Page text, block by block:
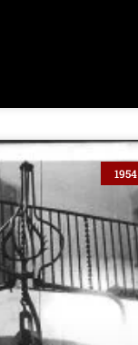
1954